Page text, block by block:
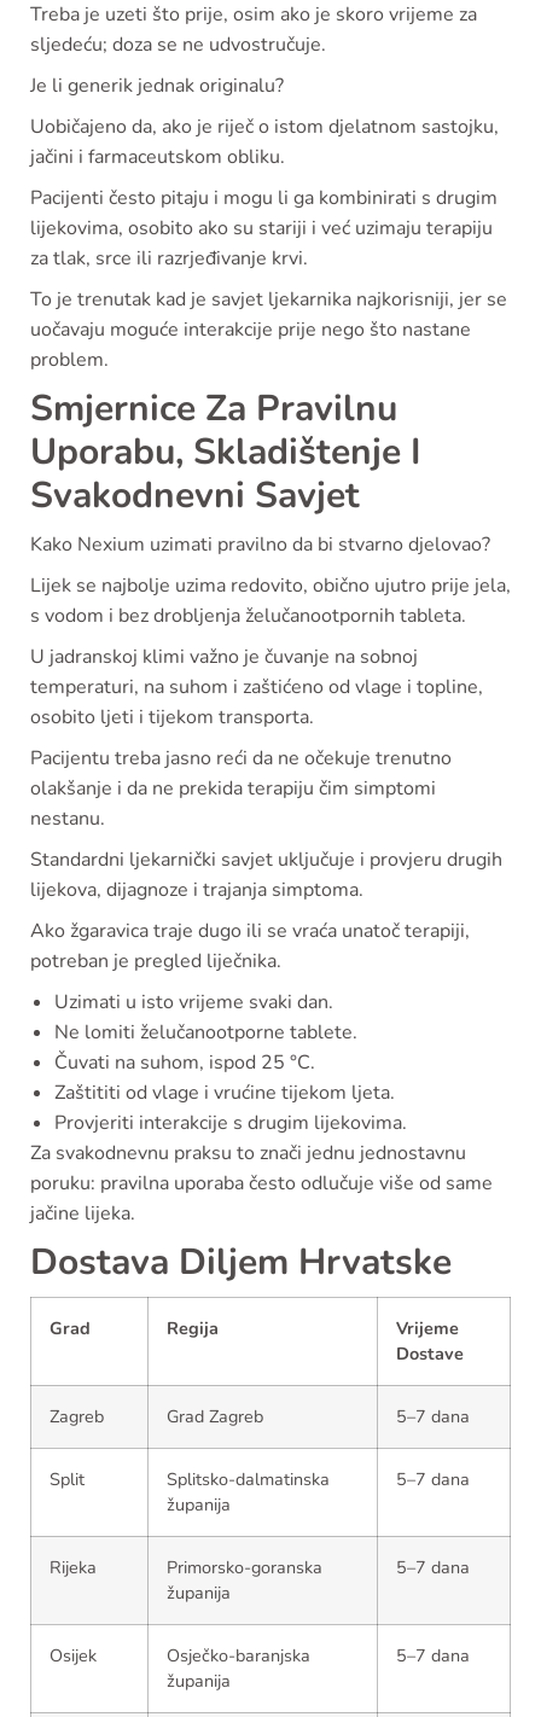
Treba je uzeti što prije, osim ako je skoro vrijeme za
sljedeću; doza se ne udvostručuje.
Je li generik jednak originalu?
Uobičajeno da, ako je riječ o istom djelatnom sastojku,
jačini i farmaceutskom obliku.
Pacijenti često pitaju i mogu li ga kombinirati s drugim
lijekovima, osobito ako su stariji i već uzimaju terapiju
za tlak, srce ili razrjeđivanje krvi.
To je trenutak kad je savjet ljekarnika najkorisniji, jer se
uočavaju moguće interakcije prije nego što nastane
problem.
Smjernice Za Pravilnu
Uporabu, Skladištenje I
Svakodnevni Savjet
Kako Nexium uzimati pravilno da bi stvarno djelovao?
Lijek se najbolje uzima redovito, obično ujutro prije jela,
s vodom i bez drobljenja želučanootpornih tableta.
U jadranskoj klimi važno je čuvanje na sobnoj
temperaturi, na suhom i zaštićeno od vlage i topline,
osobito ljeti i tijekom transporta.
Pacijentu treba jasno reći da ne očekuje trenutno
olakšanje i da ne prekida terapiju čim simptomi
nestanu.
Standardni ljekarnički savjet uključuje i provjeru drugih
lijekova, dijagnoze i trajanja simptoma.
Ako žgaravica traje dugo ili se vraća unatoč terapiji,
potreban je pregled liječnika.
Uzimati u isto vrijeme svaki dan.
Ne lomiti želučanootporne tablete.
Čuvati na suhom, ispod 25 °C.
Zaštititi od vlage i vrućine tijekom ljeta.
Provjeriti interakcije s drugim lijekovima.
Za svakodnevnu praksu to znači jednu jednostavnu
poruku: pravilna uporaba često odlučuje više od same
jačine lijeka.
Dostava Diljem Hrvatske
Grad Regija
Vrijeme
Dostave
Zagreb Grad Zagreb 5–7 dana
Split
Splitsko-dalmatinska
županija
5–7 dana
Rijeka
Primorsko-goranska
županija
5–7 dana
Osijek
Osječko-baranjska
županija
5–7 dana